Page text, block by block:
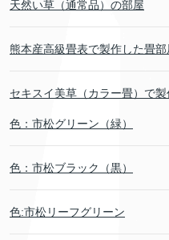
天然い草（通常品）の部屋
熊本産高級畳表で製作した畳部
セキスイ美草（カラー畳）で
色：市松グリーン（緑）
色：市松ブラック（黒）
色:市松リーフグリーン